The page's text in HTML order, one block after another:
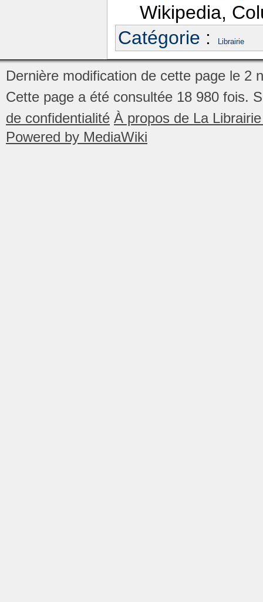
Wikipedia,
Catégorie : Librairie
Dernière modification de cette page le 2
Cette page a été consultée 18 980 fois.
de confidentialité À propos de La
Powered by MediaWiki